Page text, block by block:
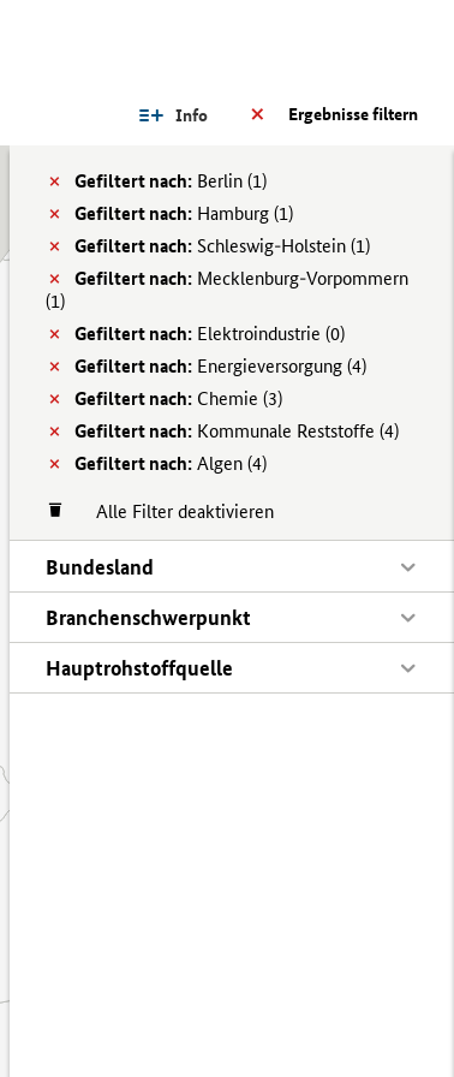
Ergebnisse filtern
Info
Gefiltert nach: Berlin (1)
Gefiltert nach: Hamburg (1)
Gefiltert nach: Schleswig-Holstein (1)
Gefiltert nach: Mecklenburg-Vorpommern
(1)
Gefiltert nach: Elektroindustrie (0)
Gefiltert nach: Energieversorgung (4)
Gefiltert nach: Chemie (3)
Gefiltert nach: Kommunale Reststoffe (4)
Gefiltert nach: Algen (4)
Alle Filter deaktivieren
Bundesland
Branchenschwerpunkt
Hauptrohstoffquelle